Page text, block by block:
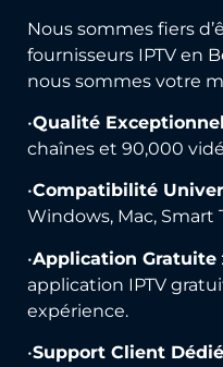
Nous sommes fiers
fournisseurs IPTV en
nous sommes votre
•Qualité
chaînes et 90,000
•Compatibilité
Windows, Mac, Smart
•Application Gratuite
application IPTV
expérience.
•Support Client Dédié